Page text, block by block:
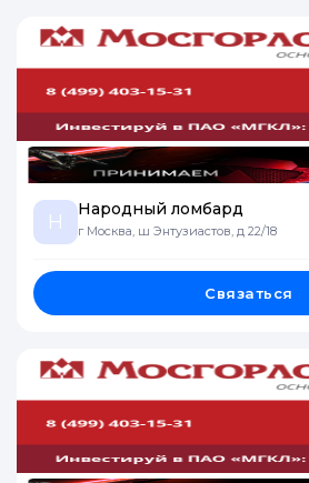
Н
Народный ломбард
г Москва, ш Энтузиастов, д 22/18
Связаться